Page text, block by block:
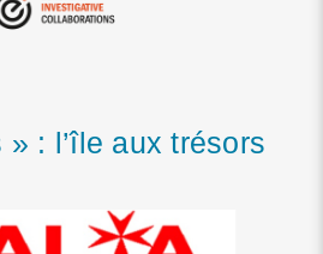
: l’île aux trésors